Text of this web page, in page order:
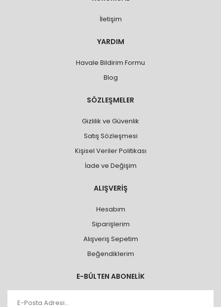
İletişim
YARDIM
Havale Bildirim Formu
Blog
SÖZLEŞMELER
Gizlilik ve Güvenlik
Satış Sözleşmesi
Kişisel Veriler Politikası
İade ve Değişim
ALIŞVERİŞ
Hesabım
Siparişlerim
Alışveriş Sepetim
Beğendiklerim
E-BÜLTEN ABONELİK